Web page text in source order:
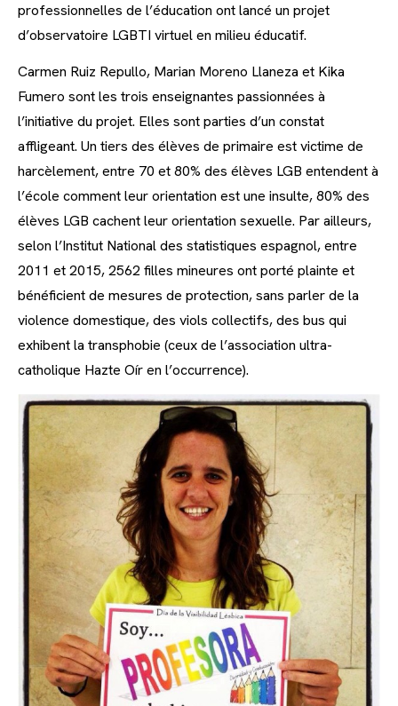
professionnelles de l’éducation ont lancé un projet
d’observatoire LGBTI virtuel en milieu éducatif.
Carmen Ruiz Repullo, Marian Moreno Llaneza et Kika
Fumero sont les trois enseignantes passionnées à
l’initiative du projet. Elles sont parties d’un constat
affligeant. Un tiers des élèves de primaire est victime de
harcèlement, entre 70 et 80% des élèves LGB entendent à
l’école comment leur orientation est une insulte, 80% des
élèves LGB cachent leur orientation sexuelle. Par ailleurs,
selon l’Institut National des statistiques espagnol, entre
2011 et 2015, 2562 filles mineures ont porté plainte et
bénéficient de mesures de protection, sans parler de la
violence domestique, des viols collectifs, des bus qui
exhibent la transphobie (ceux de l’association ultra-
catholique Hazte Oír en l’occurrence).